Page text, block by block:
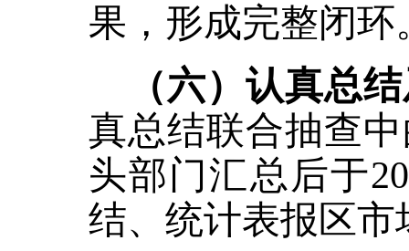
果，形成完整闭环
（六）认真总
真总结联合抽查
头部门汇总后于
结、统计表报区市